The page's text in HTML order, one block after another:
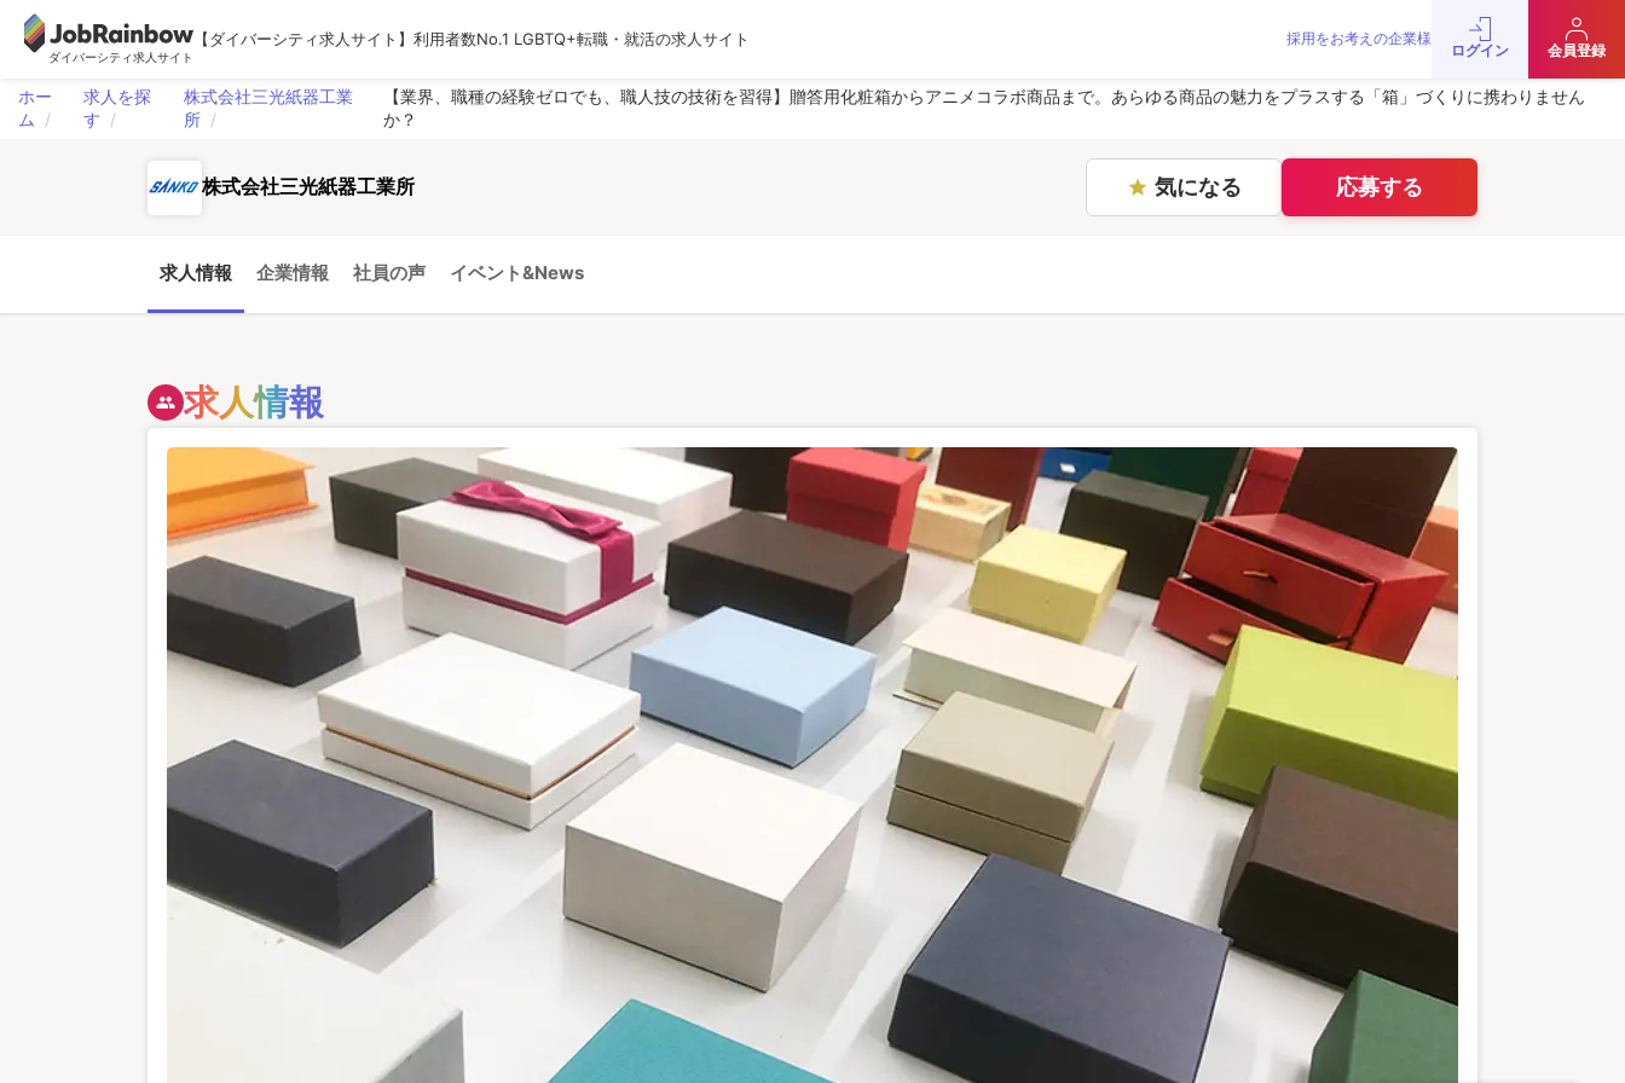
ダイバーシティ求人サイト
【ダイバーシティ求人サイト】利用者数No.1 LGBTQ+転職・就活の求人サイト 採用をお考えの企業様
ログイン 会員登録
ホー
ム
求人を探
す
株式会社三光紙器工業
所
【業界、職種の経験ゼロでも、職人技の技術を習得】贈答用化粧箱からアニメコラボ商品まで。あらゆる商品の魅力をプラスする「箱」づくりに携わりません
か？
株式会社三光紙器工業所 star 気になる 応募する
求人情報 企業情報 社員の声 イベント&News
people 求人情報
お問い合わせJobRainbow MAGAZINE
© 2016 JobRainbow Co.,Ltd.